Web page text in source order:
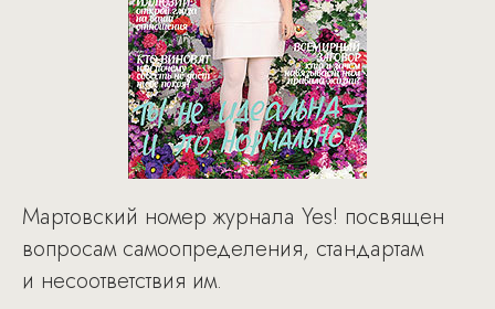
Мартовский номер журнала Yes! посвящен
вопросам самоопределения, стандартам
и несоответствия им.